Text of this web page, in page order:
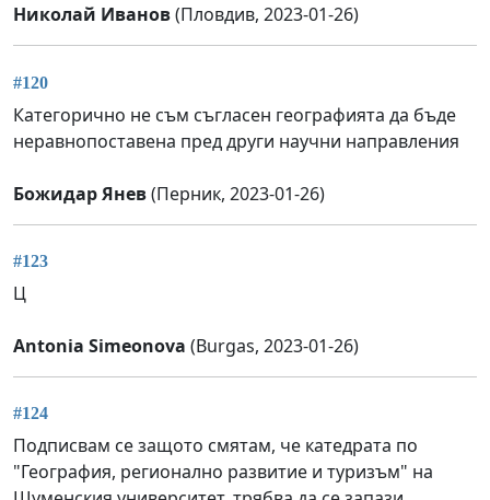
Николай Иванов(Пловдив, 2023-01-26)
#120
Категорично не съм съгласен географията да бъде
неравнопоставена пред други научни направления
Божидар Янев(Перник, 2023-01-26)
#123
Ц
Antonia Simeonova (Burgas, 2023-01-26)
#124
Подписвам се защото смятам, че катедрата по
"География, регионално развитие и туризъм" на